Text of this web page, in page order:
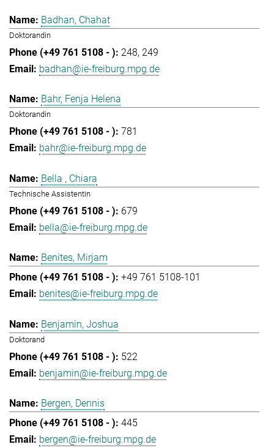
Badhan, Chahat
Doktorandin
248 249
badhan@ie-freiburg.mpg.de
Bahr, Fenja Helena
Doktorandin
781
bahr@ie-freiburg.mpg.de
Bella , Chiara
Technische Assistentin
679
bella@ie-freiburg.mpg.de
Benites, Mirjam
+49 761 5108-101
benites@ie-freiburg.mpg.de
Benjamin, Joshua
Doktorand
522
benjamin@ie-freiburg.mpg.de
Bergen, Dennis
445
bergen@ie-freiburg.mpg.de